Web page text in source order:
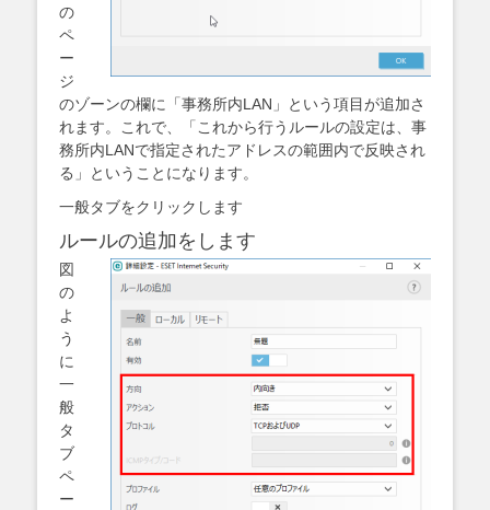
の
ペ
ー
ジ
のゾーンの欄に「事務所内LAN」という項目が追加さ
れます。これで、「これから行うルールの設定は、事
務所内LANで指定されたアドレスの範囲内で反映され
る」ということになります。
一般タブをクリックします
ルールの追加をします
図
の
よ
う
に
一
般
タ
ブ
ペ
ー